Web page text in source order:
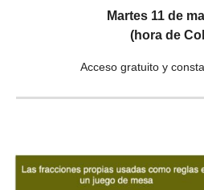
Martes 11 de
(hora de
Acceso gratuito y